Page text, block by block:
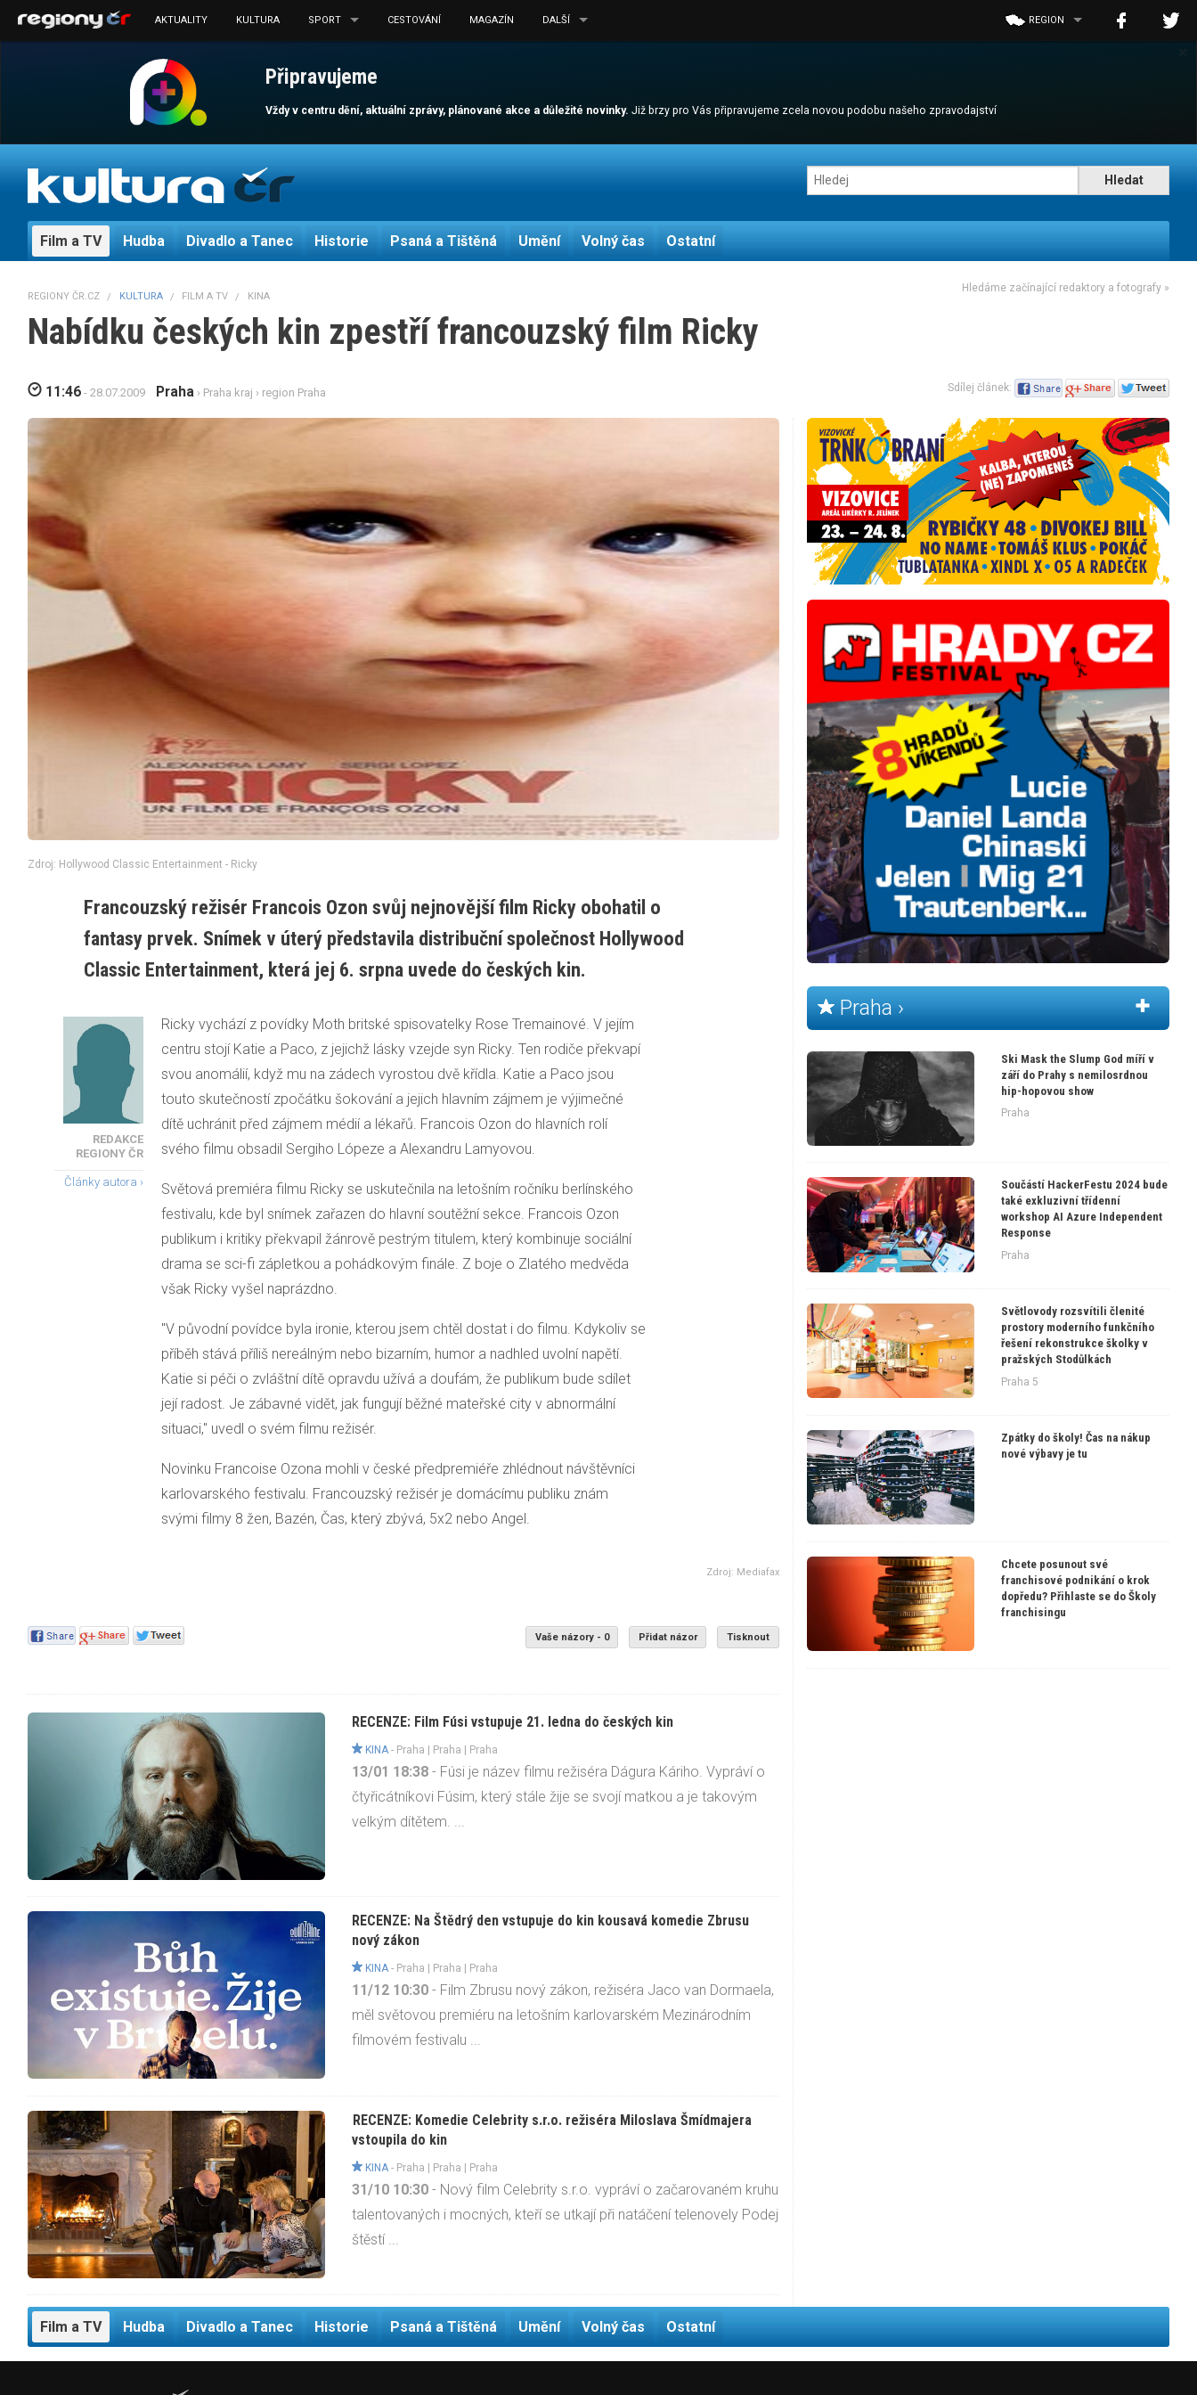
Připravujeme
Vždy v centru dění, aktuální zprávy, plánované akce a důležité novinky.Již brzy pro Vás připravujeme zcela novou podobu našeho zpravodajství
AKTUALITY KULTURA SPORT CESTOVÁNÍ MAGAZÍN DALŠÍ REGION
Film a TV Hudba Divadlo a Tanec Historie Psaná a Tištěná Umění Volný čas Ostatní
REGIONY ČR.CZ KULTURA FILM A TV KINA
Hledáme začínající redaktory a fotografy »
Nabídku českých kin zpestří francouzský film Ricky
11:46 - 28.07.2009 Praha › Praha kraj › region Praha Sdílej článek:
Zdroj: Hollywood Classic Entertainment - Ricky
Francouzský režisér Francois Ozon svůj nejnovější film Ricky obohatil o
fantasy prvek. Snímek v úterý představila distribuční společnost Hollywood
Classic Entertainment, která jej 6. srpna uvede do českých kin.
REDAKCE
REGIONY ČR
Články autora ›
Ricky vychází z povídky Moth britské spisovatelky Rose Tremainové. V jejím
centru stojí Katie a Paco, z jejichž lásky vzejde syn Ricky. Ten rodiče překvapí
svou anomálií, když mu na zádech vyrostou dvě křídla. Katie a Paco jsou
touto skutečností zpočátku šokování a jejich hlavním zájmem je výjimečné
dítě uchránit před zájmem médií a lékařů. Francois Ozon do hlavních rolí
svého filmu obsadil Sergiho Lópeze a Alexandru Lamyovou.
Světová premiéra filmu Ricky se uskutečnila na letošním ročníku berlínského
festivalu, kde byl snímek zařazen do hlavní soutěžní sekce. Francois Ozon
publikum i kritiky překvapil žánrově pestrým titulem, který kombinuje sociální
drama se sci-fi zápletkou a pohádkovým finále. Z boje o Zlatého medvěda
však Ricky vyšel naprázdno.
"V původní povídce byla ironie, kterou jsem chtěl dostat i do filmu. Kdykoliv se
příběh stává příliš nereálným nebo bizarním, humor a nadhled uvolní napětí.
Katie si péči o zvláštní dítě opravdu užívá a doufám, že publikum bude sdílet
její radost. Je zábavné vidět, jak fungují běžné mateřské city v abnormální
situaci," uvedl o svém filmu režisér.
Novinku Francoise Ozona mohli v české předpremiéře zhlédnout návštěvníci
karlovarského festivalu. Francouzský režisér je domácímu publiku znám
svými filmy 8 žen, Bazén, Čas, který zbývá, 5x2 nebo Angel.
Zdroj: Mediafax
Vaše názory - 0 Přidat názor Tisknout
RECENZE: Film Fúsi vstupuje 21. ledna do českých kin
KINA - Praha | Praha | Praha
13/01 18:38 - Fúsi je název filmu režiséra Dágura Káriho. Vypráví o
čtyřicátníkovi Fúsim, který stále žije se svojí matkou a je takovým
velkým dítětem. ...
RECENZE: Na Štědrý den vstupuje do kin kousavá komedie Zbrusu
nový zákon
KINA - Praha Praha | Praha
11/12 10:30 - Film Zbrusu nový zákon, režiséra Jaco van Dormaela,
měl světovou premiéru na letošním karlovarském Mezinárodním
filmovém festivalu ...
RECENZE: Komedie Celebrity s.r.o. režiséra Miloslava Šmídmajera
vstoupila do kin
KINA - Praha | Praha | Praha
31/10 10:30 - Nový film Celebrity s.r.o. vypráví o začarovaném kruhu
talentovaných i mocných, kteří se utkají při natáčení telenovely Podej
štěstí ...
Praha ›
Ski Mask the Slump God míří v
září do Prahy s nemilosrdnou
hip-hopovou show
Praha
Součástí HackerFestu 2024 bude
také exkluzivní třídenní
workshop AI Azure Independent
Response
Praha
Světlovody rozsvítili členité
prostory moderního funkčního
řešení rekonstrukce školky v
pražských Stodůlkách
Praha 5
Zpátky do školy! Čas na nákup
nové výbavy je tu
Chcete posunout své
franchisové podnikání o krok
dopředu? Přihlaste se do Školy
franchisingu
Film a TV Hudba Divadlo a Tanec Historie Psaná a Tištěná Umění Volný čas Ostatní